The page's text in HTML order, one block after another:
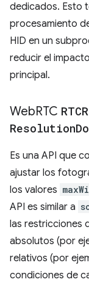
dedicados. Esto
procesamiento
HID en un
reducir el
principal.
WebRTC
Resolution
Es una API que
ajustar los
los valores
API es similar a
las restricciones
absolutos (por
relativos (por
condiciones de